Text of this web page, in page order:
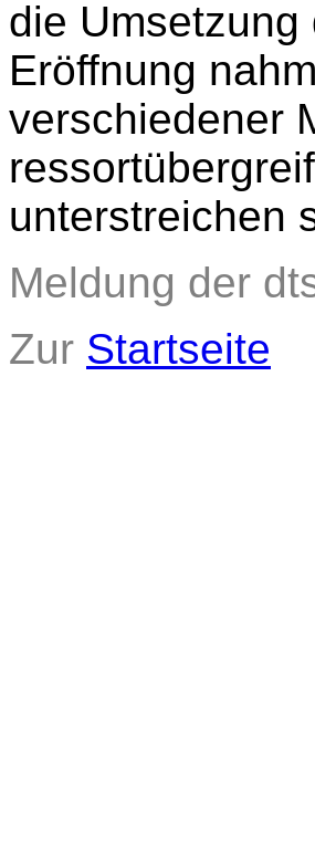
die
Eröffnung
verschiedener
unterstreichen
Meldung der
Zur Startseite